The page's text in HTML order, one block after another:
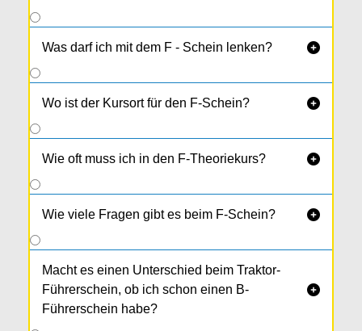
Was darf ich mit dem F - Schein lenken? 
Wo ist der Kursort für den F-Schein? 
Wie oft muss ich in den F-Theoriekurs? 
Wie viele Fragen gibt es beim F-Schein? 
Macht es einen Unterschied beim Traktor-
Führerschein, ob ich schon einen B-
Führerschein habe?
